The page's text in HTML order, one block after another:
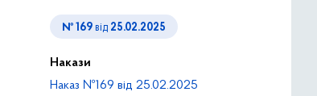
№ 169 від 25.02.2025
Накази
Наказ №169 від 25.02.2025